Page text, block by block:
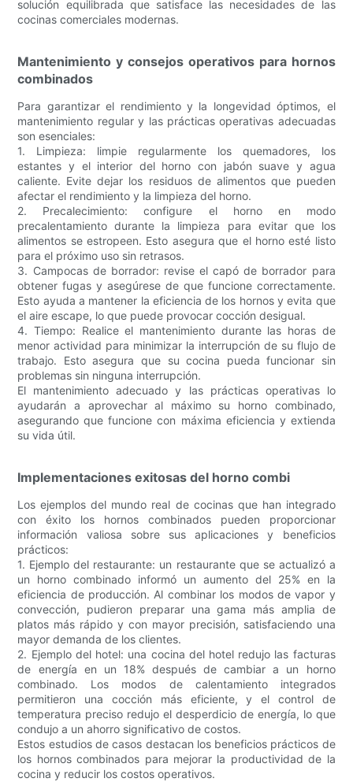
solución equilibrada que satisface las necesidades de las
cocinas comerciales modernas.
Mantenimiento y consejos operativos para hornos
combinados
Para garantizar el rendimiento y la longevidad óptimos, el
mantenimiento regular y las prácticas operativas adecuadas
son esenciales:
1. Limpieza: limpie regularmente los quemadores, los
estantes y el interior del horno con jabón suave y agua
caliente. Evite dejar los residuos de alimentos que pueden
afectar el rendimiento y la limpieza del horno.
2. Precalecimiento: configure el horno en modo
precalentamiento durante la limpieza para evitar que los
alimentos se estropeen. Esto asegura que el horno esté listo
para el próximo uso sin retrasos.
3. Campocas de borrador: revise el capó de borrador para
obtener fugas y asegúrese de que funcione correctamente.
Esto ayuda a mantener la eficiencia de los hornos y evita que
el aire escape, lo que puede provocar cocción desigual.
4. Tiempo: Realice el mantenimiento durante las horas de
menor actividad para minimizar la interrupción de su flujo de
trabajo. Esto asegura que su cocina pueda funcionar sin
problemas sin ninguna interrupción.
El mantenimiento adecuado y las prácticas operativas lo
ayudarán a aprovechar al máximo su horno combinado,
asegurando que funcione con máxima eficiencia y extienda
su vida útil.
Implementaciones exitosas del horno combi
Los ejemplos del mundo real de cocinas que han integrado
con éxito los hornos combinados pueden proporcionar
información valiosa sobre sus aplicaciones y beneficios
prácticos:
1. Ejemplo del restaurante: un restaurante que se actualizó a
un horno combinado informó un aumento del 25% en la
eficiencia de producción. Al combinar los modos de vapor y
convección, pudieron preparar una gama más amplia de
platos más rápido y con mayor precisión, satisfaciendo una
mayor demanda de los clientes.
2. Ejemplo del hotel: una cocina del hotel redujo las facturas
de energía en un 18% después de cambiar a un horno
combinado. Los modos de calentamiento integrados
permitieron una cocción más eficiente, y el control de
temperatura preciso redujo el desperdicio de energía, lo que
condujo a un ahorro significativo de costos.
Estos estudios de casos destacan los beneficios prácticos de
los hornos combinados para mejorar la productividad de la
cocina y reducir los costos operativos.